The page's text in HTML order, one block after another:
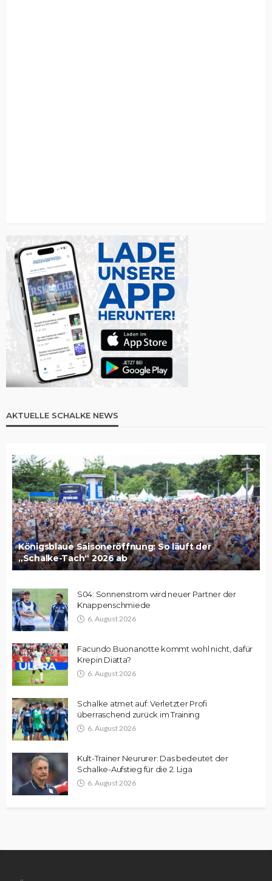
AKTUELLE SCHALKE NEWS
Königsblaue Saisoneröffnung: So läuft der
„Schalke-Tach“ 2026 ab
S04: Sonnenstrom wird neuer Partner der
Knappenschmiede
6. August 2026
Facundo Buonanotte kommt wohl nicht, dafür
Krepin Diatta?
6. August 2026
Schalke atmet auf: Verletzter Profi
überraschend zurück im Training
6. August 2026
Kult-Trainer Neururer: Das bedeutet der
Schalke-Aufstieg für die 2. Liga
6. August 2026